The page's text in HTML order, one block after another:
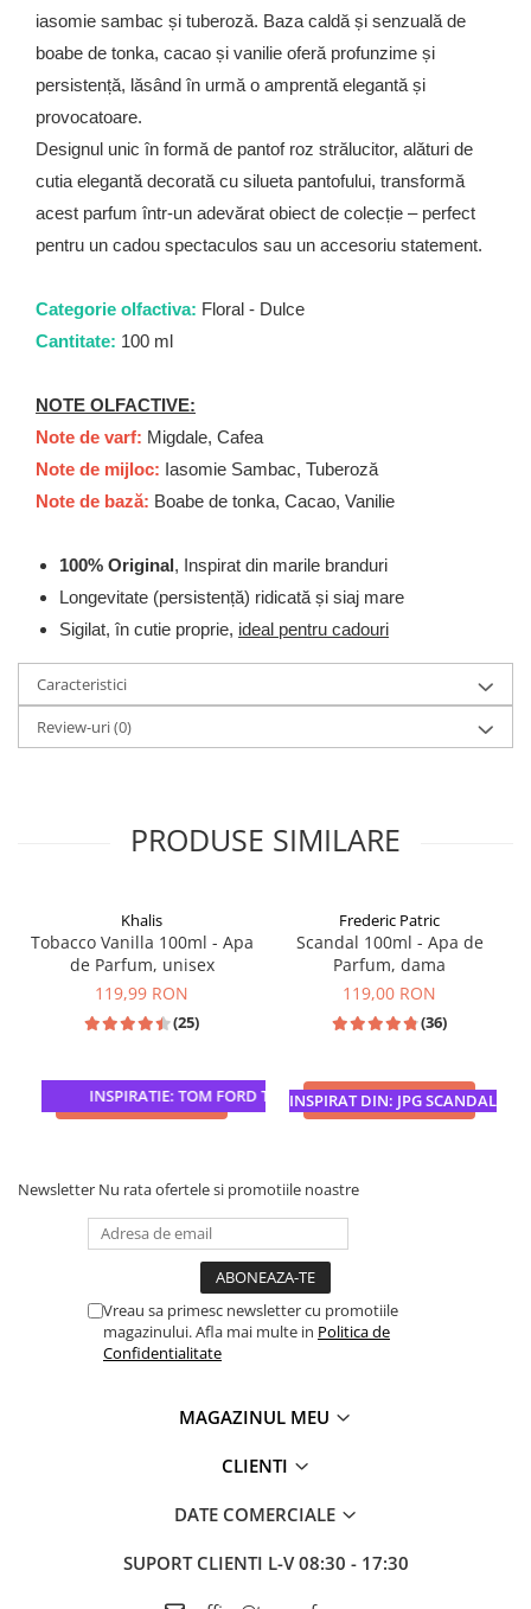
iasomie sambac și tuberoză. Baza caldă și senzuală de
boabe de tonka, cacao și vanilie oferă profunzime și
persistență, lăsând în urmă o amprentă elegantă și
provocatoare.
Designul unic în formă de pantof roz strălucitor, alături de
cutia elegantă decorată cu silueta pantofului, transformă
acest parfum într-un adevărat obiect de colecție – perfect
pentru un cadou spectaculos sau un accesoriu statement.
Categorie olfactiva: Floral - Dulce
Cantitate: 100 ml
NOTE OLFACTIVE:
Note de varf: Migdale, Cafea
Note de mijloc: Iasomie Sambac, Tuberoză
Note de bază: Boabe de tonka, Cacao, Vanilie
100% Original, Inspirat din marile branduri
Longevitate (persistență) ridicată și siaj mare
Sigilat, în cutie proprie, ideal pentru cadouri
Caracteristici
Review-uri(0)
PRODUSE SIMILARE
INSPIRATIE: TOM FORD TOBACCO VANILLE
Khalis
Tobacco Vanilla 100ml - Apa
de Parfum, unisex
119,99 RON
(25)
ADAUGA IN COS INSPIRAT DIN: JPG SCANDAL
Frederic Patric
Scandal 100ml - Apa de
Parfum, dama
119,00 RON
(36)
ADAUGA IN COS
Newsletter Nu rata ofertele si promotiile noastre
Vreau sa primesc newsletter cu promotiile
magazinului. Afla mai multe in Politica de
Confidentialitate
MAGAZINUL MEU
CLIENTI
DATE COMERCIALE
SUPORT CLIENTI L-V 08:30 - 17:30